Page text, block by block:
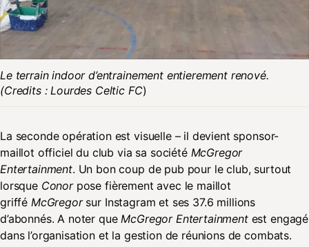
Le terrain indoor d’entrainement entierement renové.
(Credits : Lourdes Celtic FC)
La seconde opération est visuelle – il devient sponsor-
maillot officiel du club via sa société McGregor
Entertainment. Un bon coup de pub pour le club, surtout
lorsque Conor pose fièrement avec le maillot
griffé McGregorsur Instagram et ses 37.6 millions
d’abonnés. A noter que McGregor Entertainmentest engagé
dans l’organisation et la gestion de réunions de combats.